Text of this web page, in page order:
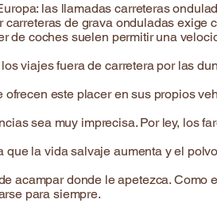
las llamadas carreteras
de grava onduladas
coches suelen permitir una
viajes fuera de carretera por las
este placer en sus propios
sea muy imprecisa. Por ley, los
la vida salvaje aumenta y el
acampar donde le apetezca.
para siempre.